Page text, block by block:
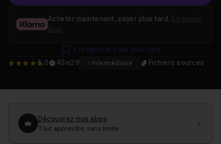
5 5,0 45m29 Intermédiaire Fichiers sources
Acheter maintenant, payer plus tard.
plus
Enregistrer pour plus tard
Découvrez nos abos
Tout apprendre, sans limite